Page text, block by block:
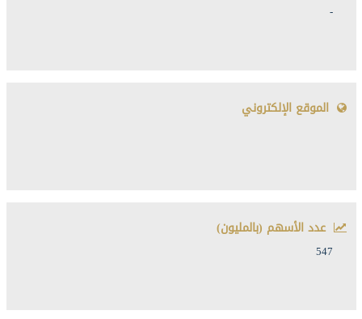
-
الموقع الإلكتروني
عدد الأسهم (بالمليون)
547